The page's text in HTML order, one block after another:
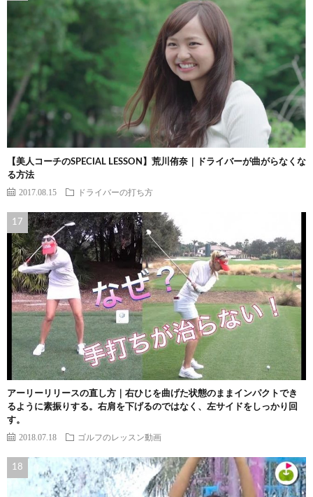
【美人コーチのSPECIAL LESSON】荒川侑奈｜ドライバーが曲がらなくな
る方法
2017.08.15 ドライバーの打ち方
アーリーリリースの直し方｜右ひじを曲げた状態のままインパクトでき
るように素振りする。右肩を下げるのではなく、左サイドをしっかり回
す。
2018.07.18 ゴルフのレッスン動画